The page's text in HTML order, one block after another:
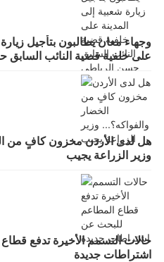
وجهاء معان يطالبون بتأجيل
على خلفية قضية النائب السابق
هل لدى الأردن مخزون كافٍ من
وزير الزراعة يجيب
حالات التسمم الأخيرة تدفع
اشتراطات جديدة